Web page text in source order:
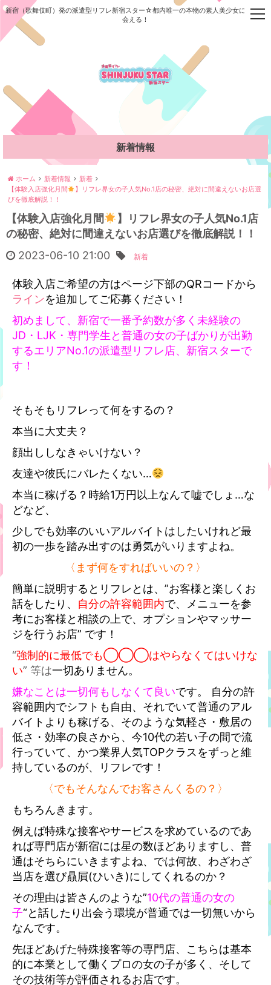
新宿（歌舞伎町）発の派遣型リフレ新宿スター☆都内唯一の本物の素人美少女に今すぐ
会える！
新着情報
ホーム 新着情報
新着
【体験入店強化月間
】リフレ界女の子人気No.1店の秘密、絶対に間違えないお店選
びを徹底解説！！
【体験入店強化月間
】リフレ界女の子人気No.1店
の秘密、絶対に間違えないお店選びを徹底解説！！
2023-06-10 21:00
新着
体験入店ご希望の方はページ下部のQRコードから
ラインを追加してご応募ください！
初めまして、 新宿で一番予約数が多く未経験の
JD・LJK・専門学生と普通の女の子ばかりが出勤
するエリアNo.1の派遣型リフレ店、 新宿スターで
す！
そもそもリフレって何をするの？
本当に大丈夫？
顔出ししなきゃいけない？
友達や彼氏にバレたくない…
本当に稼げる？時給1万円以上なんて嘘でしょ…な
どなど、
少しでも効率のいいアルバイトはしたいけれど最
初の一歩を踏み出すのは勇気がいりますよね。
〈まず何をすればいいの？〉
簡単に説明するとリフレとは、”お客様と楽しくお
話をしたり、 自分の許容範囲内で、メニューを参
考にお客様と相談の上で、オプションやマッサー
ジを行うお店” です！
“強制的に最低でも◯◯◯はやらなくてはいけな
い” 等は一切ありません。
嫌なことは一切何もしなくて良いです。 自分の許
容範囲内でシフトも自由、それでいて普通のアル
バイトよりも稼げる、そのような気軽さ・敷居の
低さ・効率の良さから、今10代の若い子の間で流
行っていて、かつ業界人気TOPクラスをずっと維
持しているのが、リフレです！
〈でもそんなんでお客さんくるの？〉
もちろんきます。
例えば特殊な接客やサービスを求めているのであ
れば専門店が新宿には星の数ほどありますし、普
通はそちらにいきますよね、では何故、わざわざ
当店を選び贔屓(ひいき)にしてくれるのか？
その理由は皆さんのような”10代の普通の女の
子“と話したり出会う環境が普通では一切無いから
なんです。
先ほどあげた特殊接客等の専門店、こちらは基本
的に本業として働くプロの女の子が多く、そして
その技術等が評価されるお店です。
t
v
t
o